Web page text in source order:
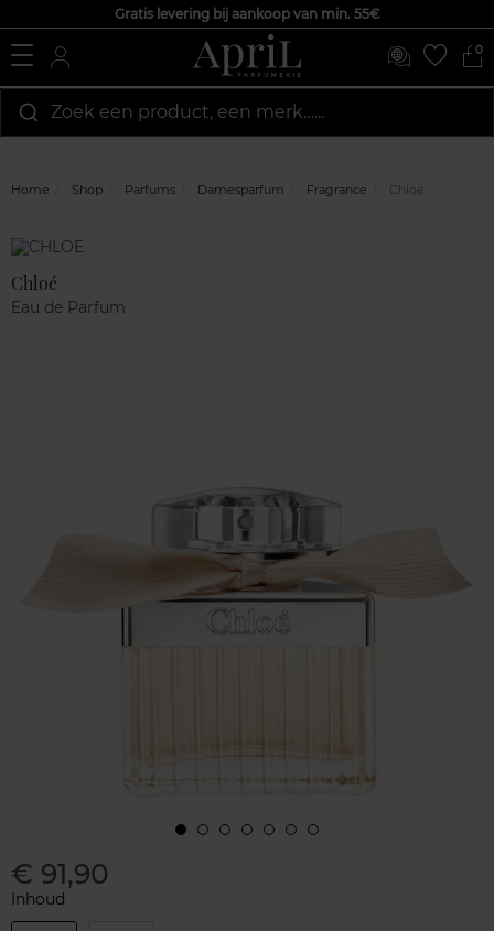
Gratis levering bij aankoop van min. 55€
0
Zoek een product, een merk…...
Home Shop Parfums Damesparfum Fragrance Chloé
Marque
Chloé
Eau de Parfum
€ 91,90
Inhoud